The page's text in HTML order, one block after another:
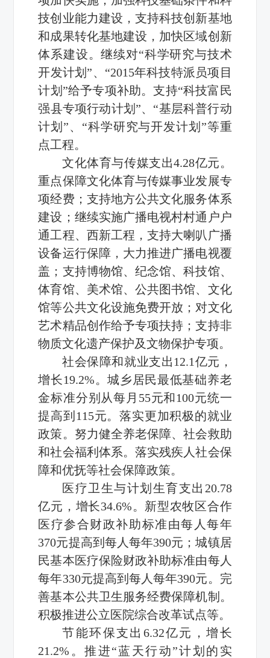
技创业能力建设，支持科技创新基地
和成果转化基地建设，加快区域创新
体系建设。继续对“科学研究与技术
开发计划”、“2015年科技特派员项目
计划”给予专项补助。支持“科技富民
强县专项行动计划”、“基层科普行动
计划”、“科学研究与开发计划”等重
点工程。
文化体育与传媒支出4.28亿元。
重点保障文化体育与传媒事业发展专
项经费；支持地方公共文化服务体系
建设；继续实施广播电视村村通户户
通工程、西新工程，支持大喇叭广播
设备运行保障，大力推进广播电视覆
盖；支持博物馆、纪念馆、科技馆、
体育馆、美术馆、公共图书馆、文化
馆等公共文化设施免费开放；对文化
艺术精品创作给予专项扶持；支持非
物质文化遗产保护及文物保护专项。
社会保障和就业支出12.1亿元，
增长19.2%。城乡居民最低基础养老
金标准分别从每月55元和100元统一
提高到115元。落实更加积极的就业
政策。努力健全养老保障、社会救助
和社会福利体系。落实残疾人社会保
障和优抚等社会保障政策。
医疗卫生与计划生育支出20.78
亿元，增长34.6%。新型农牧区合作
医疗参合财政补助标准由每人每年
370元提高到每人每年390元；城镇居
民基本医疗保险财政补助标准由每人
每年330元提高到每人每年390元。完
善基本公共卫生服务经费保障机制。
积极推进公立医院综合改革试点等。
节能环保支出6.32亿元，增长
21.2%。推进“蓝天行动”计划的实